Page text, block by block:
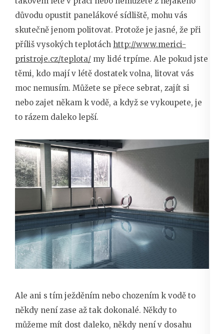
důvodu opustit panelákové sídliště, mohu vás
skutečně jenom politovat. Protože je jasné, že při
příliš vysokých teplotách http://www.merici-
pristroje.cz/teplota/ my lidé trpíme. Ale pokud jste
těmi, kdo mají v létě dostatek volna, litovat vás
moc nemusím. Můžete se přece sebrat, zajít si
nebo zajet někam k vodě, a když se vykoupete, je
to rázem daleko lepší.
Ale ani s tím ježděním nebo chozením k vodě to
někdy není zase až tak dokonalé. Někdy to
můžeme mít dost daleko, někdy není v dosahu